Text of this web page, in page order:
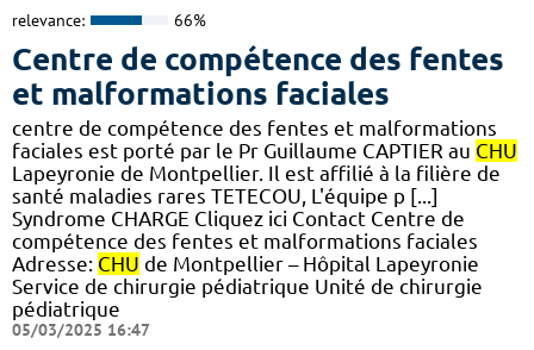
relevance: 66%
Centre de compétence des fentes
et malformations faciales
centre de compétence des fentes et malformations
faciales est porté par le Pr Guillaume CAPTIER au CHU
Lapeyronie de Montpellier. Il est affilié à la filière de
santé maladies rares TETECOU, L'équipe p [...]
Syndrome CHARGE Cliquez ici Contact Centre de
compétence des fentes et malformations faciales
Adresse: CHU de Montpellier – Hôpital Lapeyronie
Service de chirurgie pédiatrique Unité de chirurgie
pédiatrique
05/03/2025 16:47